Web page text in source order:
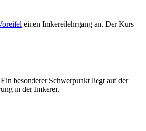
einen Imkereilehrgang an. Der Kurs
besonderer Schwerpunkt liegt auf der
in der Imkerei.